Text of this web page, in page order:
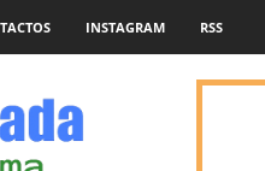
INSTAGRAM RSS